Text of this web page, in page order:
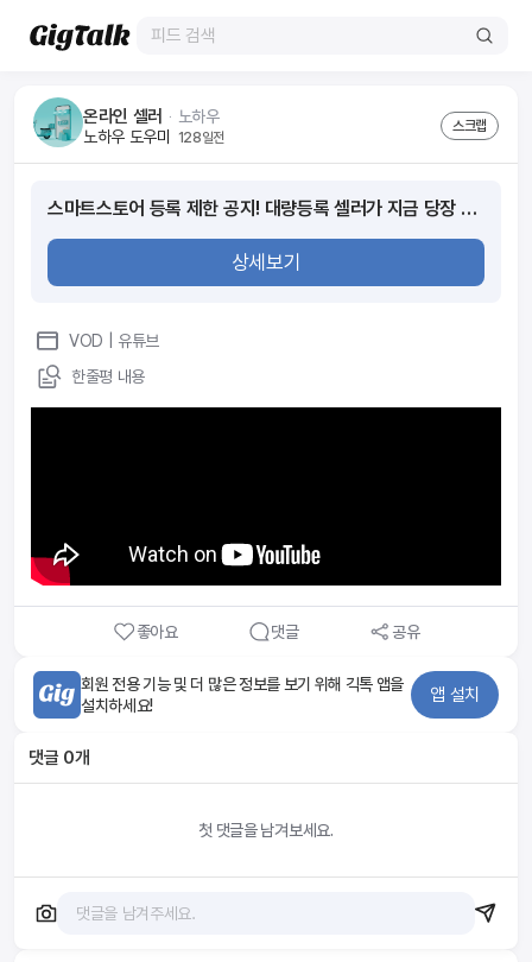
온라인 셀러 ᆞ 노하우
노하우 도우미
128일전
스크랩
스마트스토어 등록 제한 공지! 대량등록 셀러가 지금 당장 해야 할 3가지 (12년차가 말하는 오히려 기회인 이유)
상세보기
VOD | 유튜브
한줄평 내용
좋아요 댓글 공유
회원 전용 기능 및 더 많은 정보를 보기 위해 긱톡 앱을
설치하세요!
앱 설치
댓글 0개
첫 댓글을 남겨보세요.